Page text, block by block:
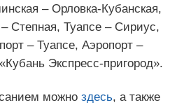
– Орловка-Кубанская,
Степная, Туапсе – Сириус,
– Туапсе, Аэропорт –
Экспресс-пригород».
можно здесь, а также